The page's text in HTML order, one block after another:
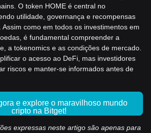
O token HOME é central no
utilidade, governança e recompensas
Assim como em todos os investimentos em
é fundamental compreender a
a tokenomics e as condições de mercado.
o acesso ao DeFi, mas investidores
riscos e manter-se informados antes de
e explore o maravilhoso mundo
cripto na Bitget!
expressas neste artigo são apenas para